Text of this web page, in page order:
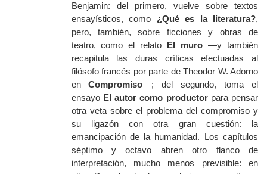
Benjamin: del primero, vuelve sobre textos
ensayísticos, como ¿Qué es la literatura?,
pero, también, sobre ficciones y obras de
teatro, como el relato El muro —y también
recapitula las duras críticas efectuadas al
filósofo francés por parte de Theodor W. Adorno
enCompromiso—; del segundo, toma el
ensayo El autor como productorpara pensar
otra veta sobre el problema del compromiso y
su ligazón con otra gran cuestión: la
emancipación de la humanidad. Los capítulos
séptimo y octavo abren otro flanco de
interpretación, mucho menos previsible: en